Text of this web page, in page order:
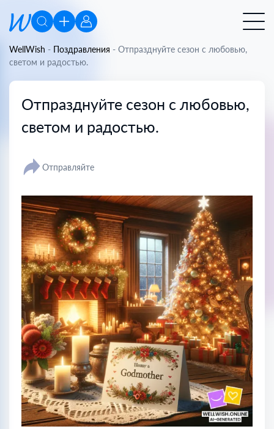
WellWish - Поздравления - Отпразднуйте сезон с любовью,
светом и радостью.
Отпразднуйте сезон с любовью,
светом и радостью.
Отправляйте